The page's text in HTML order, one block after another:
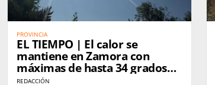
PROVINCIA
EL TIEMPO | El calor se
mantiene en Zamora con
máximas de hasta 34 grados
durante el fin de semana
REDACCIÓN